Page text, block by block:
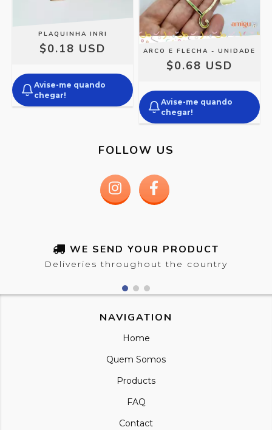
PLAQUINHA INRI
$0.18 USD
Avise-me quando
chegar!
ARCO E FLECHA - UNIDADE
$0.68 USD
Avise-me quando
chegar!
FOLLOW US
WE SEND YOUR PRODUCT
Deliveries throughout the country
NAVIGATION
Home
Quem Somos
Products
FAQ
Contact